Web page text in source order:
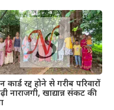
कार्ड रद्द होने से गरीब परिवारों
नाराजगी, खाद्यान्न संकट की